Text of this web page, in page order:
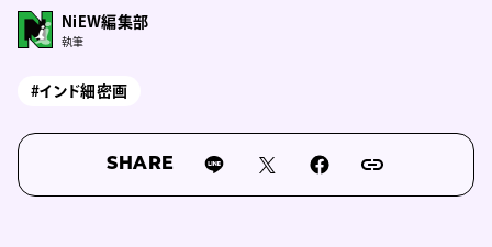
NiEW編集部
執筆
#インド細密画
SHARE